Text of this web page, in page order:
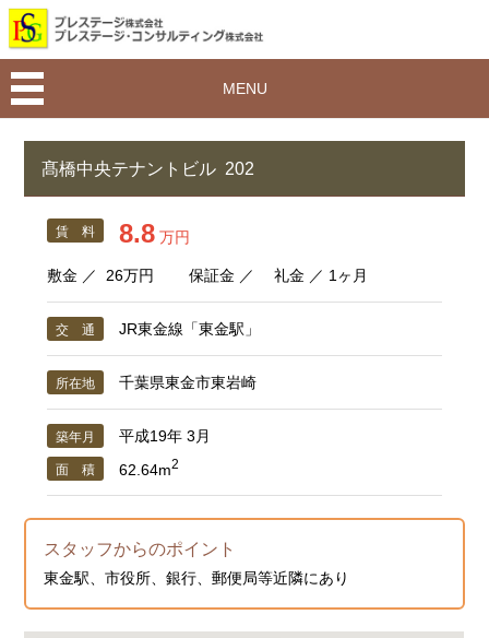
MENU
髙橋中央テナントビル 202
賃 料 8.8 万円
敷金 ／ 26万円 保証金 ／ 礼金 ／ 1ヶ月
交 通 JR東金線「東金駅」
所在地 千葉県東金市東岩崎
築年月 平成19年 3月
面 積 62.64m2
スタッフからのポイント
東金駅、市役所、銀行、郵便局等近隣にあり